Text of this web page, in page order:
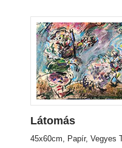
Látomás
45x60cm, Papír, Vegyes